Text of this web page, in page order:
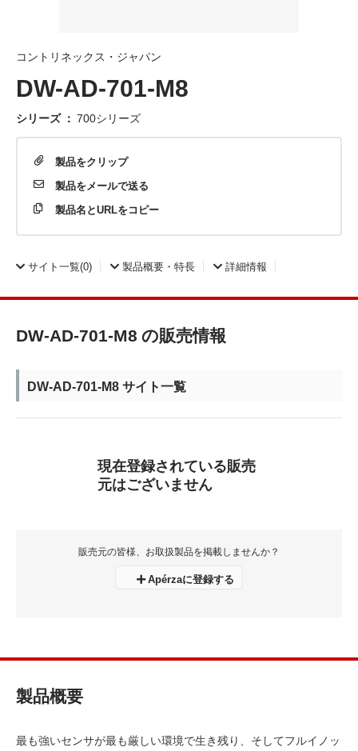
コントリネックス・ジャパン
DW-AD-701-M8
シリーズ： 700シリーズ
製品をクリップ
製品をメールで送る
製品名とURLをコピー
サイト一覧(0) 製品概要・特長 詳細情報
DW-AD-701-M8 の販売情報
DW-AD-701-M8 サイト一覧
現在登録されている販売
元はございません
販売元の皆様、お取扱製品を掲載しませんか？
Apérzaに登録する
製品概要
最も強いセンサが最も厳しい環境で生き残り、そしてフルイノッ